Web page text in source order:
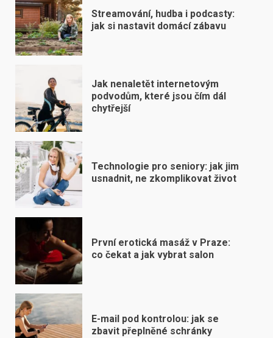
Streamování, hudba i podcasty:
jak si nastavit domácí zábavu
Jak nenaletět internetovým
podvodům, které jsou čím dál
chytřejší
Technologie pro seniory: jak jim
usnadnit, ne zkomplikovat život
První erotická masáž v Praze:
co čekat a jak vybrat salon
E-mail pod kontrolou: jak se
zbavit přeplněné schránky